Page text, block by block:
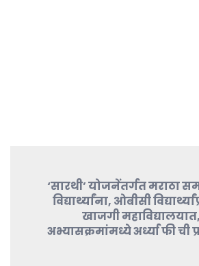
‘सारथी’ योजनेंतर्गत मराठा
विद्यार्थ्यांना, ओबीसी
खाजगी
अभ्यासक्रमांमध्ये अर्ध्या फी ची